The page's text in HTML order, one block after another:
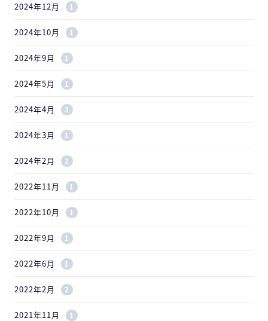
2024年12月 1
2024年10月 1
2024年9月 1
2024年5月 1
2024年4月 3
2024年3月 1
2024年2月 2
2022年11月 1
2022年10月 1
2022年9月 1
2022年6月 1
2022年2月 2
2021年11月 1